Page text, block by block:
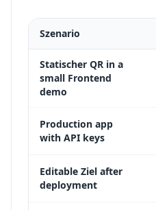
Szenario
Statischer QR in a
small Frontend
demo
Production app
with API keys
Editable Ziel after
deployment